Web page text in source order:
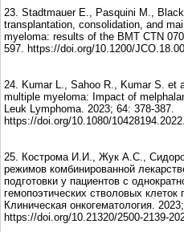
23. Stadtmauer E., Pasquini M.,
transplantation, consolidation, and
myeloma: results of the BMT CTN
597. https://doi.org/10.1200/
24. Kumar L., Sahoo R., Kumar S. et
multiple myeloma: Impact of
Leuk Lymphoma. 2023; 64: 378-387.
https://doi.org/10.1080/
25. Кострома И.И., Жук А.С.,
режимов комбинированной
подготовки у пациентов с
гемопоэтических стволовых
Клиническая онкогематология.
https://doi.org/10.21320/2500-2139-